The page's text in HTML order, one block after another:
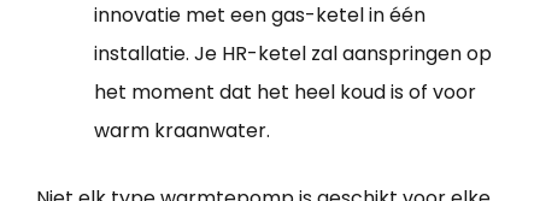
innovatie met een gas-ketel in één
installatie. Je HR-ketel zal aanspringen op
het moment dat het heel koud is of voor
warm kraanwater.